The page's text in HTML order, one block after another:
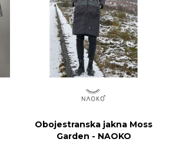
Obojestranska jakna Moss
Garden - NAOKO